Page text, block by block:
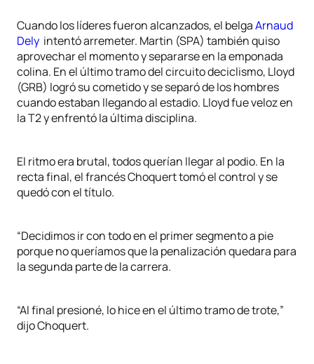
Cuando los líderes fueron alcanzados, el belgaArnaud
Dely intentó arremeter. Martin (SPA) también quiso
aprovechar el momento y separarse en la emponada
colina. En el último tramo del circuito deciclismo, Lloyd
(GRB) logró su cometido y se separó de los hombres
cuando estaban llegando al estadio. Lloyd fue veloz en
la T2 y enfrentó la última disciplina.
El ritmo era brutal, todos querían llegar al podio. En la
recta final, el francés Choquert tomó el control y se
quedó con el título.
“Decidimos ir con todo en el primer segmento a pie
porque no queríamos que la penalización quedara para
la segunda parte de la carrera.
“Al final presioné, lo hice en el último tramo de trote,”
dijo Choquert.